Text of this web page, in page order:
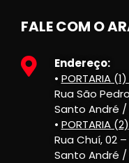
FALE COM O
Endereço:
• PORTARIA (1)
Rua São
Santo André /
• PORTARIA (2)
Rua Chuí, 02
Santo André /